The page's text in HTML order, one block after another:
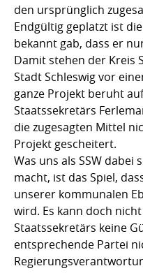
den ursprünglich
Endgültig geplatzt ist
bekannt gab, dass er
Damit stehen der Kreis
Stadt Schleswig vor
ganze Projekt beruht
Staatssekretärs
die zugesagten Mittel
Projekt gescheitert.
Was uns als SSW dabei
macht, ist das Spiel,
unserer kommunalen
wird. Es kann doch
Staatssekretärs keine
entsprechende Partei